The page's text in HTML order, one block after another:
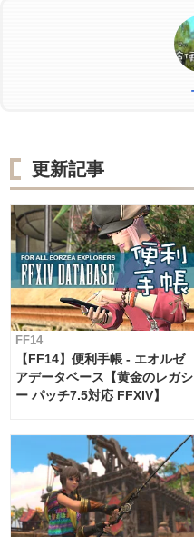
更新記事
FF14
【FF14】便利手帳 - エオルゼ
アデータベース【黄金のレガシ
ー パッチ7.5対応 FFXIV】